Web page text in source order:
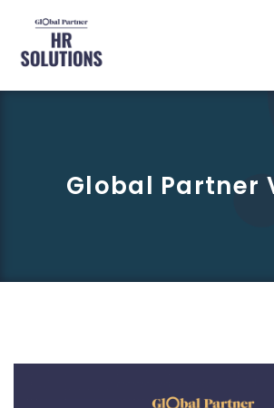
Global Partner